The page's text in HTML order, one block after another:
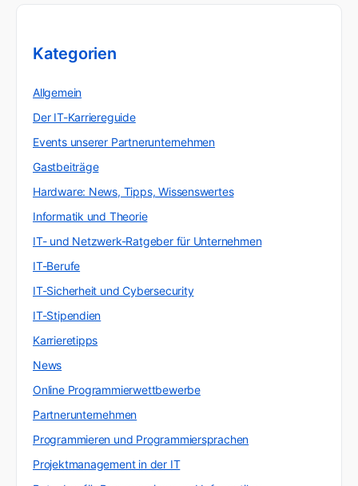
Kategorien
Allgemein
Der IT-Karriereguide
Events unserer Partnerunternehmen
Gastbeiträge
Hardware: News, Tipps, Wissenswertes
Informatik und Theorie
IT- und Netzwerk-Ratgeber für Unternehmen
IT-Berufe
IT-Sicherheit und Cybersecurity
IT-Stipendien
Karrieretipps
News
Online Programmierwettbewerbe
Partnerunternehmen
Programmieren und Programmiersprachen
Projektmanagement in der IT